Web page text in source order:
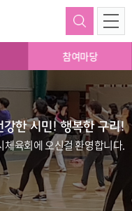
참여마당
강한 시민! 행복한 구리!
체육회에 오신걸 환영합니다.